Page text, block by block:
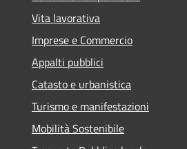
Vita lavorativa
Imprese e Commercio
Appalti pubblici
Catasto e urbanistica
Turismo e manifestazioni
Mobilità Sostenibile